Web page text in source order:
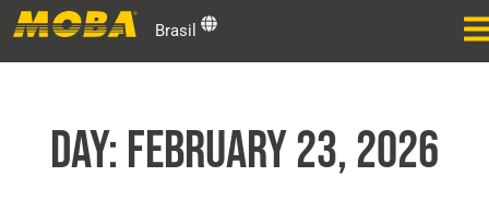
Brasil
DAY: February 23, 2026